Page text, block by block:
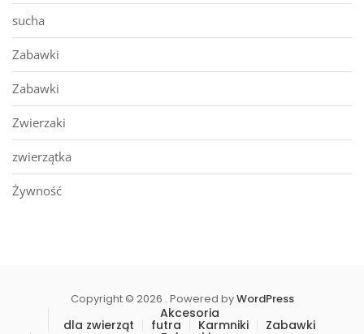
sucha
Zabawki
Zabawki
Zwierzaki
zwierzątka
Żywność
Copyright © 2026 . Powered byWordPress
Akcesoria
dla zwierząt futra Karmniki Zabawki